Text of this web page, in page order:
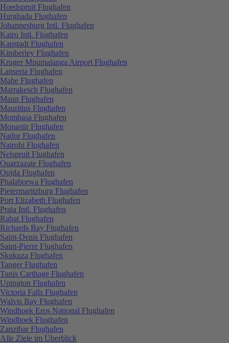
Hoedspruit Flughafen
Hurghada Flughafen
Johannesburg Intl. Flughafen
Kairo Intl. Flughafen
Kapstadt Flughafen
Kimberley Flughafen
Kruger Mpumalanga Airport Flughafen
Lanseria Flughafen
Mahe Flughafen
Marrakesch Flughafen
Maun Flughafen
Mauritius Flughafen
Mombasa Flughafen
Monastir Flughafen
Nador Flughafen
Nairobi Flughafen
Nelspruit Flughafen
Ouarzazate Flughafen
Oujda Flughafen
Phalaborwa Flughafen
Pietermaritzburg Flughafen
Port Elizabeth Flughafen
Praia Intl. Flughafen
Rabat Flughafen
Richards Bay Flughafen
Saint-Denis Flughafen
Saint-Pierre Flughafen
Skukuza Flughafen
Tanger Flughafen
Tunis Carthage Flughafen
Upington Flughafen
Victoria Falls Flughafen
Walvis Bay Flughafen
Windhoek Eros National Flughafen
Windhoek Flughafen
Zanzibar Flughafen
Alle Ziele im Überblick